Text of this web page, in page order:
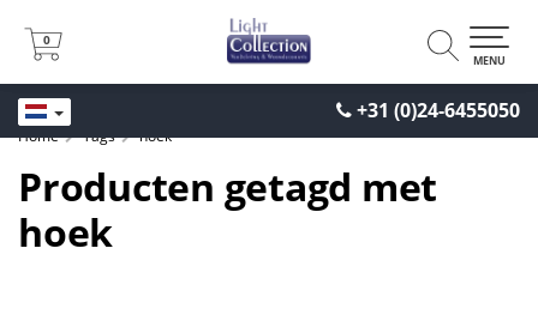
+31 (0)24-6455050
0
0
MENU
Home Tags hoek
Producten getagd met
hoek